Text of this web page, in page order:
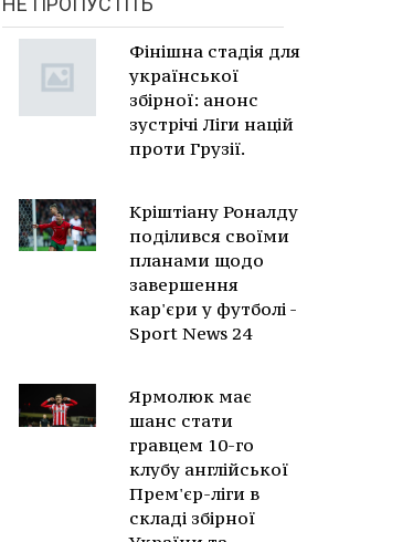
Фінішна стадія для
української
збірної: анонс
зустрічі Ліги націй
проти Грузії.
Кріштіану Роналду
поділився своїми
планами щодо
завершення
кар'єри у футболі -
Sport News 24
Ярмолюк має
шанс стати
гравцем 10-го
клубу англійської
Прем'єр-ліги в
складі збірної